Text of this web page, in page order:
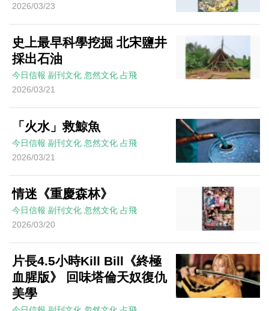
2026/03/23
史上最早科學挖掘 北宋鹽井
採出石油
今日信報 副刊文化 忽然文化 占飛
2026/03/21
「火水」救鯨魚
今日信報 副刊文化 忽然文化 占飛
2026/03/21
情迷《重慶森林》
今日信報 副刊文化 忽然文化 占飛
2026/03/20
片長4.5小時Kill Bill《終極
血腥版》 回味塔倫天奴復仇
美學